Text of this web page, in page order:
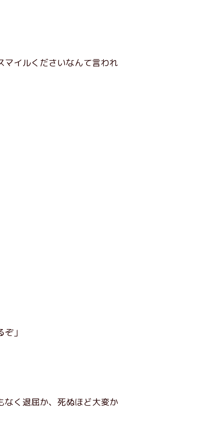
マイルくださいなんて言われ
」
く退屈か、死ぬほど大変か